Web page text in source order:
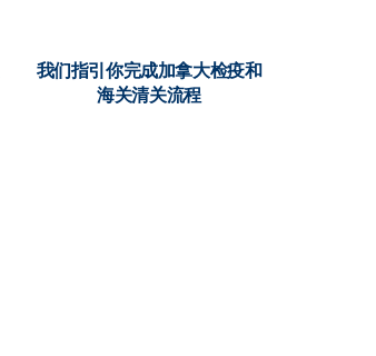
我们指引你完成加拿大检疫和
海关清关流程